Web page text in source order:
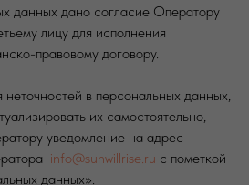
данных дано согласие Оператору
лицу для исполнения
правовому договору.
неточностей в персональных данных,
их самостоятельно,
уведомление на адрес
info@sunwillrise.ru с пометкой
данных».